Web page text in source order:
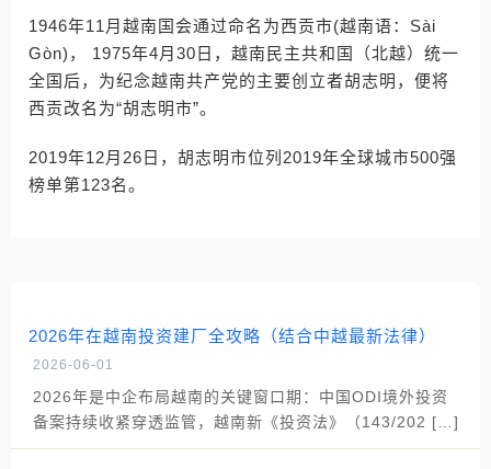
1946年11月越南国会通过命名为西贡市(越南语：Sài
Gòn)， 1975年4月30日，越南民主共和国（北越）统一
全国后，为纪念越南共产党的主要创立者胡志明，便将
西贡改名为“胡志明市”。
2019年12月26日，胡志明市位列2019年全球城市500强
榜单第123名。
2026年在越南投资建厂全攻略（结合中越最新法律）
2026-06-01
2026年是中企布局越南的关键窗口期：中国ODI境外投资
备案持续收紧穿透监管，越南新《投资法》（143/202 […]